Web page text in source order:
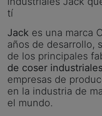
tí
Jack es una marca
años de desarrollo,
de los principales
de coser
empresas de
en la industria de
el mundo.